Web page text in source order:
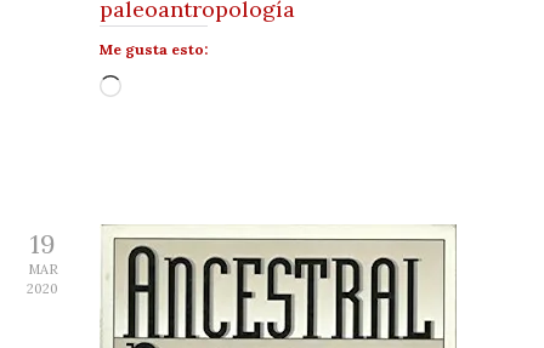
paleoantropología
Me gusta esto:
Cargando...
19
MAR
2020